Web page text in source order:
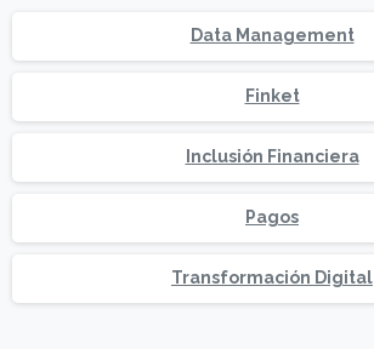
Data Management
Finket
Inclusión Financiera
Pagos
Transformación Digital